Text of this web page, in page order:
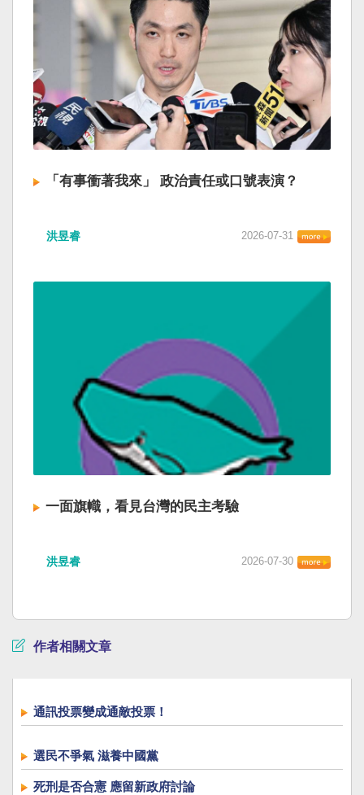
「有事衝著我來」 政治責任或口號表演？
洪昱睿 2026-07-31
一面旗幟，看見台灣的民主考驗
洪昱睿 2026-07-30
作者相關文章
通訊投票變成通敵投票！
選民不爭氣 滋養中國黨
死刑是否合憲 應留新政府討論